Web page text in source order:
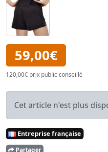
59,00€
120,00€ prix public conseillé
Cet article n'est plus
Entreprise française
Partager